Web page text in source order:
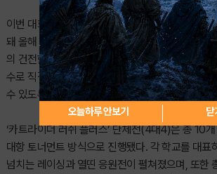
이번 대회는 2024년 시범 운영을 성공적으로 마
돼 올해 두 번째 대회를 맞았다. GES장애인이스
의 건전한 여가활동을 지원하고 삶의 질을 높이는
수로 직접 참가해 경쟁과 협동의 즐거움을 경험하
수 있도록 마련됐다.
‘카트라이더 러쉬 플러스’ 단체전(4대4)은 총 10
대항 토너먼트 방식으로 진행됐다. 각 학교를 대표
넘치는 레이싱과 열띤 응원전이 펼쳐졌으며, 또한
오늘하루 안보기 닫